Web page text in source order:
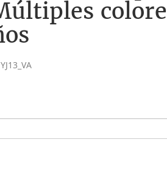
YJ13_VA